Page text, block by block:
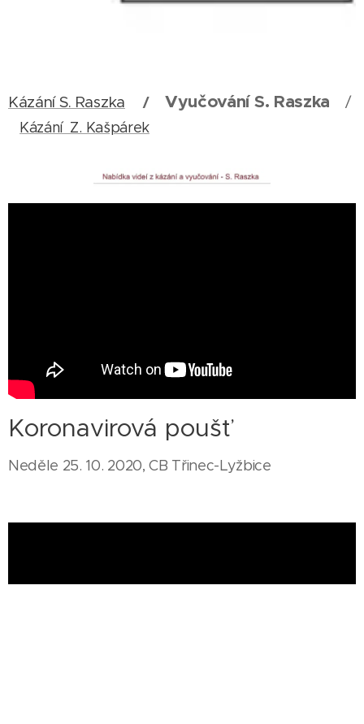
Kázání S. Raszka / Vyučování S. Raszka /
Kázání Z. Kašpárek
Koronavirová poušť
Neděle 25. 10. 2020, CB Třinec-Lyžbice